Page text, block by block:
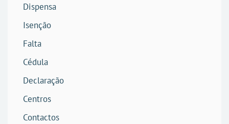
Dispensa
Isenção
Falta
Cédula
Declaração
Centros
Contactos